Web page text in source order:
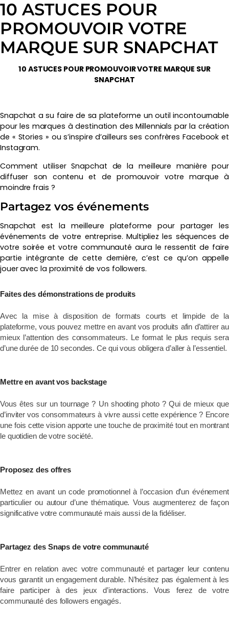
10 ASTUCES POUR
PROMOUVOIR VOTRE
MARQUE SUR SNAPCHAT
10 ASTUCES POUR PROMOUVOIR VOTRE MARQUE SUR
SNAPCHAT
Snapchat a su faire de sa plateforme un outil incontournable
pour les marques à destination des Millennials par la création
de « Stories » ou s’inspire d’ailleurs ses confrères Facebook et
Instagram.
Comment utiliser Snapchat de la meilleure manière pour
diffuser son contenu et de promouvoir votre marque à
moindre frais ?
Partagez vos événements
Snapchat est la meilleure plateforme pour partager les
événements de votre entreprise. Multipliez les séquences de
votre soirée et votre communauté aura le ressentit de faire
partie intégrante de cette dernière, c’est ce qu’on appelle
jouer avec la proximité de vos followers.
Faites des démonstrations de produits
Avec la mise à disposition de formats courts et limpide de la
plateforme, vous pouvez mettre en avant vos produits afin d’attirer au
mieux l’attention des consommateurs. Le format le plus requis sera
d’une durée de 10 secondes. Ce qui vous obligera d’aller à l’essentiel.
Mettre en avant vos backstage
Vous êtes sur un tournage ? Un shooting photo ? Qui de mieux que
d’inviter vos consommateurs à vivre aussi cette expérience ? Encore
une fois cette vision apporte une touche de proximité tout en montrant
le quotidien de votre société.
Proposez des offres
Mettez en avant un code promotionnel à l’occasion d’un événement
particulier ou autour d’une thématique. Vous augmenterez de façon
significative votre communauté mais aussi de la fidéliser.
Partagez des Snaps de votre communauté
Entrer en relation avec votre communauté et partager leur contenu
vous garantit un engagement durable. N’hésitez pas également à les
faire participer à des jeux d’interactions. Vous ferez de votre
communauté des followers engagés.